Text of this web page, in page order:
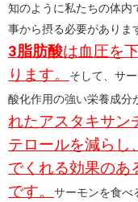
知のように私たちの体内
事から摂る必要がありま
3脂肪酸は血圧を
ります。
そして、サ
酸化作用の強い栄養成分
れたアスタキサン
テロールを減らし
でくれる効果のあ
です。
サーモンを食べ